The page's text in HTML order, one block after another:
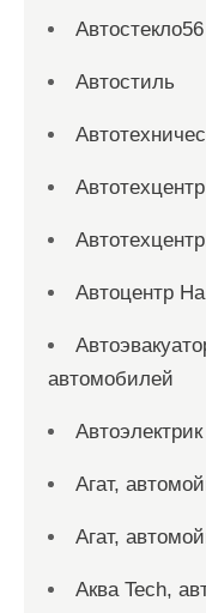
Автостекло56
Автостиль
Автоцентр
автомобилей
Автоэлектрик
Агат,
Агат,
Аква Tech,